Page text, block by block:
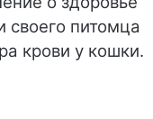
питомца
крови у кошки.